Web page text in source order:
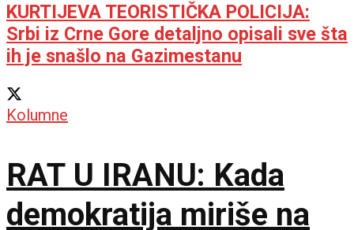
KURTIJEVA TEORISTIČKA POLICIJA:
Srbi iz Crne Gore detaljno opisali sve šta
ih je snašlo na Gazimestanu
Kolumne
RAT U IRANU: Kada
demokratija miriše na